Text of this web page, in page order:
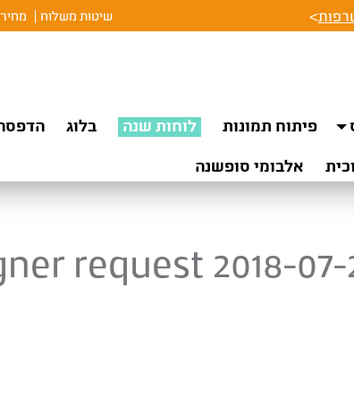
> שיטות משלוח
פיתוח תמונות לוחות שנה בלוג
אלבומי סופשנה
request 2018-07-